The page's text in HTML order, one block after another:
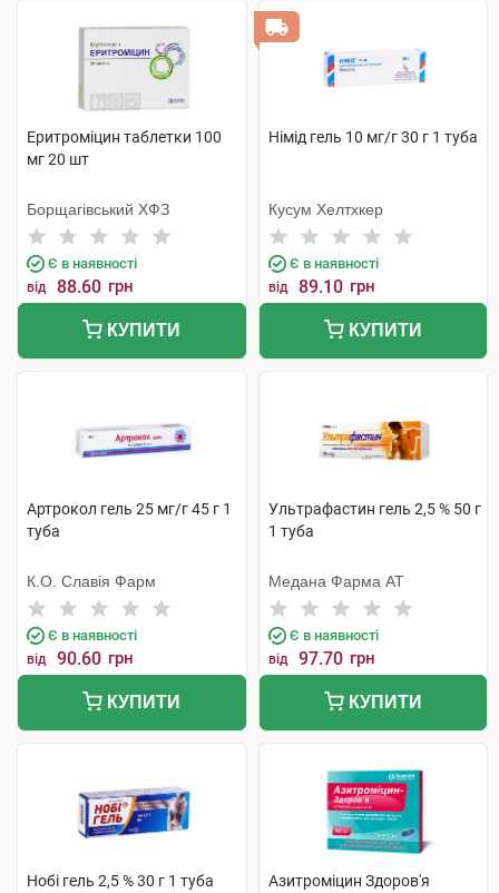
Еритроміцин таблетки 100
мг 20 шт
Борщагівський ХФЗ
Є в наявності
від 88.60 грн
КУПИТИ
Німід гель 10 мг/г 30 г 1 туба
Кусум Хелтхкер
Є в наявності
від 89.10 грн
КУПИТИ
Артрокол гель 25 мг/г 45 г 1
туба
К.О. Славія Фарм
Є в наявності
від 90.60 грн
КУПИТИ
Ультрафастин гель 2,5 % 50 г
1 туба
Медана Фарма АТ
Є в наявності
від 97.70 грн
КУПИТИ
Нобі гель 2,5 % 30 г 1 туба
Азитроміцин Здоров'я